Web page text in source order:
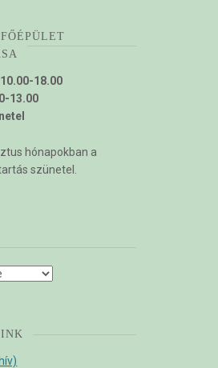
18.00
13.00
hónapokban a
szünetel.